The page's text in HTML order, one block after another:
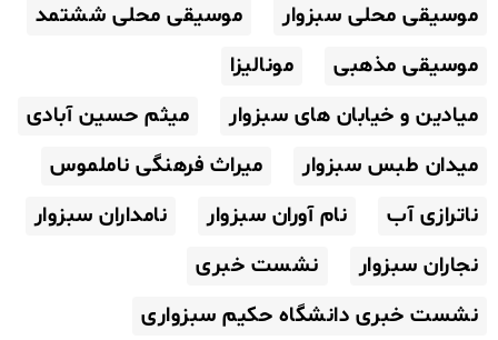
موسیقی محلی سبزوار
موسیقی محلی ششتمد
موسیقی مذهبی
مونالیزا
میادین و خیابان های سبزوار
میثم حسین آبادی
میدان طبس سبزوار
میراث فرهنگی ناملموس
ناترازی آب
نام آوران سبزوار
نامداران سبزوار
نجاران سبزوار
نشست خبری
نشست خبری دانشگاه حکیم سبزواری